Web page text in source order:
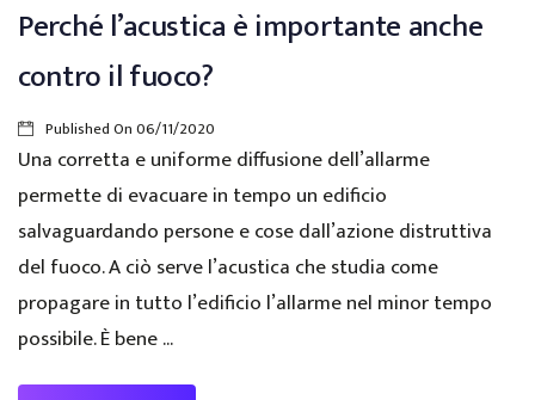
Perché l’acustica è importante anche
contro il fuoco?
Published On06/11/2020
Una corretta e uniforme diffusione dell’allarme
permette di evacuare in tempo un edificio
salvaguardando persone e cose dall’azione distruttiva
del fuoco. A ciò serve l’acustica che studia come
propagare in tutto l’edificio l’allarme nel minor tempo
possibile. È bene ...